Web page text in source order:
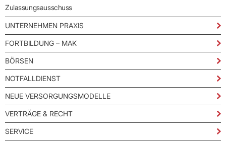
Zulassungsausschuss
UNTERNEHMEN PRAXIS
FORTBILDUNG – MAK
BÖRSEN
NOTFALLDIENST
NEUE VERSORGUNGSMODELLE
VERTRÄGE & RECHT
SERVICE